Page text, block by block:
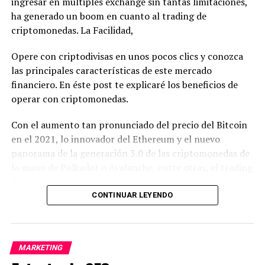
de cómo se maneja el flujo
de efectivo y la
rentabilidad.
1.- Crea una política de
dividendos eficaz.
Uno de los puntos importantes al momento de
Dentro de los múltiples errores que se pueden cometer
dividendos fija y objetiva que busque no solamente la
ha generado un boom en cuanto al trading de
criptomonedas. La Facilidad,
Opere con criptodivisas en unos pocos clics y conozca
las principales características de este mercado
financiero. En éste post te explicaré los beneficios de
operar con criptomonedas.
Con el aumento tan pronunciado del precio del Bitcoin
en el 2021, lo innovador del Ethereum y el nuevo
panorama de la generación 3.0 de las criptomonedas de
Sin
embargo, al
CONTINUAR LEYENDO
MARKETING